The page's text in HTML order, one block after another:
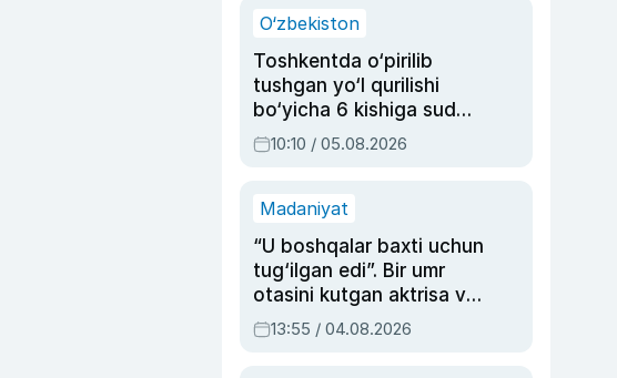
O‘zbekiston
Toshkentda o‘pirilib
tushgan yo‘l qurilishi
bo‘yicha 6 kishiga sud
hukmi o‘qildi
10:10 / 05.08.2026
Madaniyat
“U boshqalar baxti uchun
tug‘ilgan edi”. Bir umr
otasini kutgan aktrisa va
dublyaj ustasi Rimma
Ahmedovaning
13:55 / 04.08.2026